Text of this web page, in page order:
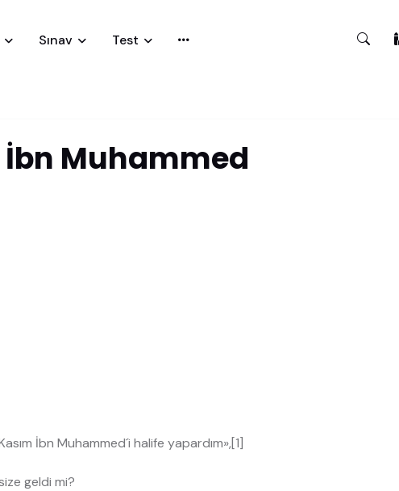
Sınav Test
İbn Muhammed
İbn Muhammed´i halife yapardım»,[1]
geldi mi?